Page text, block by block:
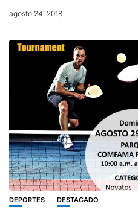
agosto 24, 2018
DEPORTES DESTACADO